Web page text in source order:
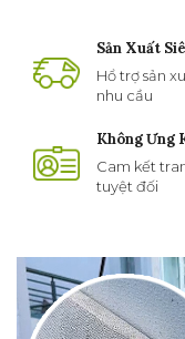
Sản Xuất
Hổ trợ sản
nhu cầu
Không Ưng
Cam kết
tuyệt đối